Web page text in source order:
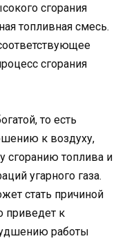
сгорания
топливная смесь.
сгорания
то есть
к воздуху,
сгоранию топлива и
угарного газа.
стать причиной
приведет к
работы